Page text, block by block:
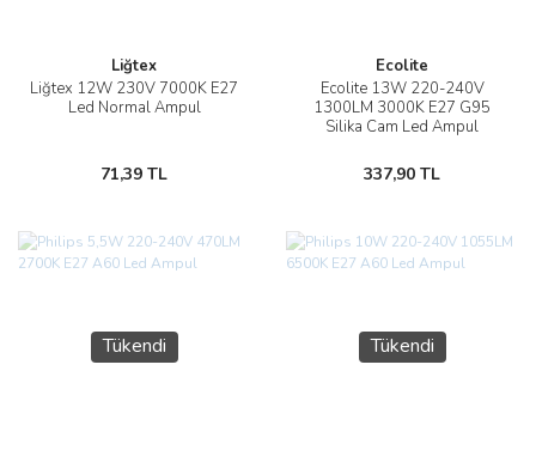
Liğtex
Liğtex 12W 230V 7000K E27
Led Normal Ampul
71,39 TL
Ecolite
Ecolite 13W 220-240V
1300LM 3000K E27 G95
Silika Cam Led Ampul
337,90 TL
Tükendi Tükendi